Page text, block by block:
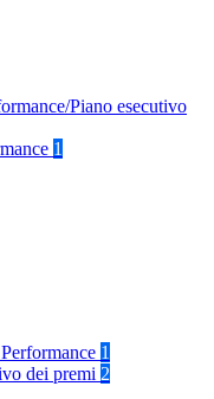
Piano esecutivo
1
1
dei premi 2